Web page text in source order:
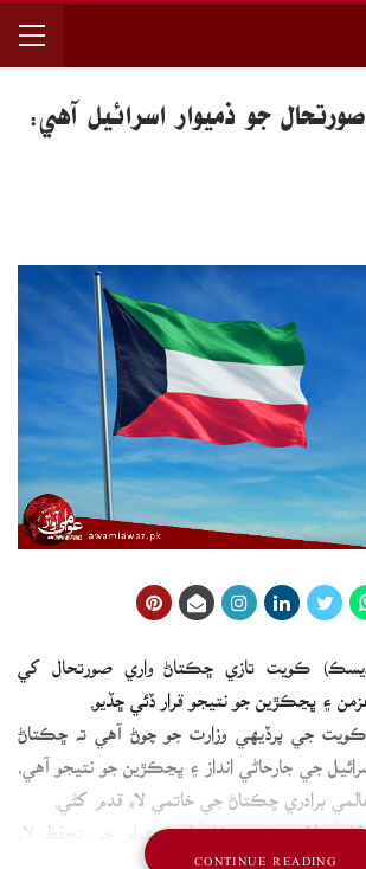
جو ذميوار اسرائيل آهي:
ڪويت تازي ڇڪتاڻ واري صورتحال کي
۽ ڀڃڪڙين جو نتيجو قرار ڏئي ڇڏيو.
ڪويت جي پرڏيهي وزارت جو چوڻ آهي ته ڇڪتاڻ
جي جارحاڻي انداز ۽ ڀڃڪڙين جو نتيجو آهي،
برادري ڇڪتاڻ جي خاتمي لاءِ قدم کڻي.
کان مطالبو ڪيو ته فلسطيني عوام جي تحفظ لاءِ
وڃن ۽ اسرائيل تي مسجد الاقصيٰ جي مسلسل بي